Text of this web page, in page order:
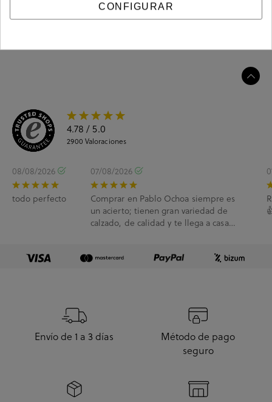
Ciudados y limpieza
4.78 / 5.0
2900 Valoraciones
08/08/2026
todo perfecto
07/08/2026
Comprar en Pablo Ochoa siempre es
un acierto; tienen gran variedad de
calzado, de calidad y te llega a casa
Envío de 1 a 3 días
Método de pago
seguro
CONFIGURAR